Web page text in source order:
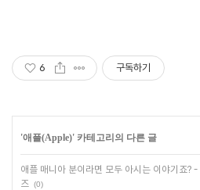
6 구독하기
'애플(Apple)' 카테고리의 다른 글
애플 매니아 분이라면 모두 아시는 이야기죠?
즈 (0)